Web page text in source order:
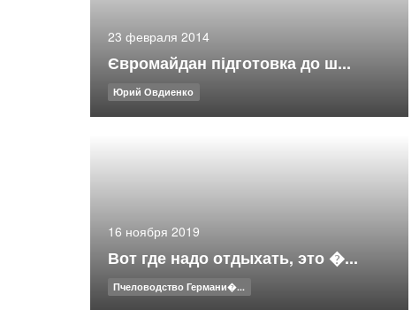
23 февраля 2014
Євромайдан підготовка до ш...
Юрий Овдиенко
16 ноября 2019
Вот где надо отдыхать, это �...
Пчеловодство Германи�...